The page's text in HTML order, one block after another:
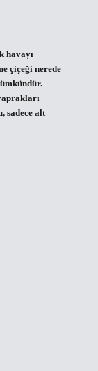
havayı
çiçeği nerede
sadece alt